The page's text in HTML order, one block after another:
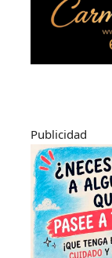
Publicidad